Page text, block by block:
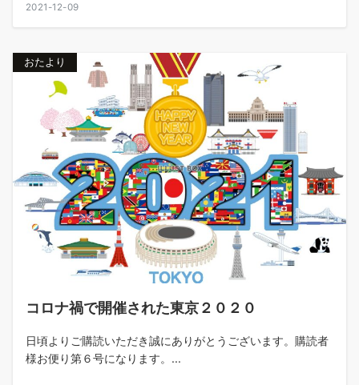
2021-12-09
おたより
コロナ禍で開催された東京２０２０
日頃よりご購読いただき誠にありがとうございます。購読者
様お便り第６号になります。...